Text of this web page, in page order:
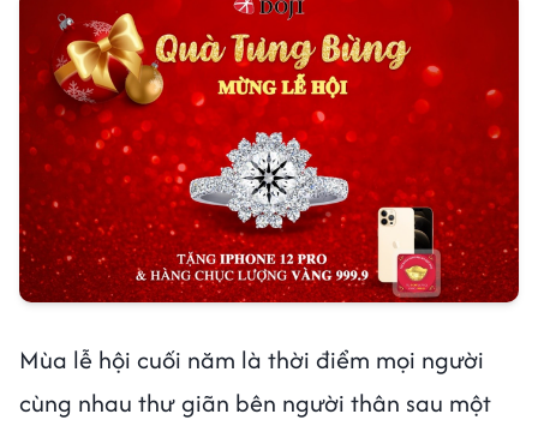
Mùa lễ hội cuối năm là thời điểm mọi người
cùng nhau thư giãn bên người thân sau một